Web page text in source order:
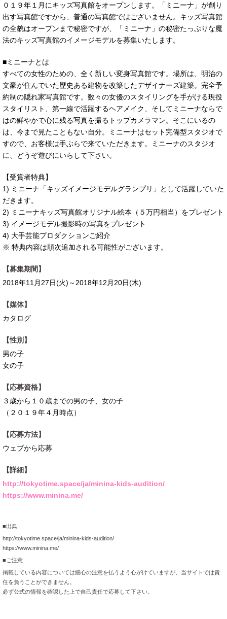
０１９年１月にキッズ写真館をオープンします。「ミニーナ」が創り
出す写真館ですから、普通の写真館ではございません。キッズ写真館
の全貌はオープンまで秘密ですが、「ミニーナ」の秘密たっぷりな魔
法のキッズ写真館のイメージモデルを募集いたします。
■ミニーナとは
すべての女性のための、全く新しい変身写真館です。場所は、明治の
文豪が住んでいた歴史ある建物を改築したデザイナーズ建築。完全予
約制の隠れ家写真館です。数々の女優のスタイリングを手がける現役
スタイリスト、第一線で活躍するヘアメイク、そしてミニーナならで
はの鮮やかで心に残る写真を撮るトップカメラマン。そこにいるの
は、今まで見たこともない自分。ミニーナはセット完備型スタジオで
すので、お客様は手ぶらで来ていただきます。ミニーナのスタジオ
に、どうぞ遊びにいらして下さい。
【受賞者特典】
1) ミニーナ「キッズイメージモデルグランプリ」として活躍していた
だきます。
2) ミニーナキッズ写真館オリジナル絵本（５万円相当）をプレゼント
3) イメージモデル撮影時の写真をプレゼント
4) 大手芸能プロダクションご紹介
※ 特典内容は順次追加される可能性がございます。
【募集期間】
2018年11月27日(火)～2018年12月20日(木)
【媒体】
カタログ
【性別】
男の子
女の子
【応募資格】
３歳から１０歳までの男の子、女の子
（２０１９年４月時点）
【応募方法】
ウェブから応募
【詳細】
http://tokyotime.space/ja/minina-kids-audition/
https://www.minina.me/
■出典
http://tokyotime.space/ja/minina-kids-audition/
https://www.minina.me/
■ご注意
掲載している内容については細心の注意を払うよう心がけていますが、当サイトでは責
任を負うことができません。
必ず公式の情報を確認した上で自己責任で応募して下さい。